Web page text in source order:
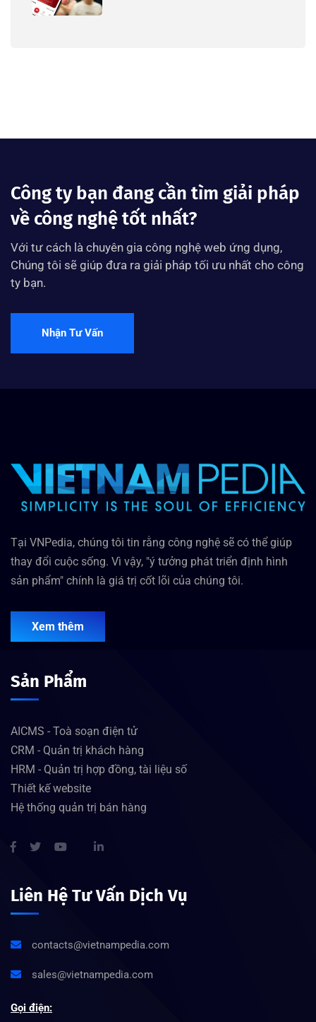
Công ty bạn đang cần tìm giải pháp
về công nghệ tốt nhất?
Với tư cách là chuyên gia công nghệ web ứng dụng,
Chúng tôi sẽ giúp đưa ra giải pháp tối ưu nhất cho công
ty bạn.
Nhận Tư Vấn
Tại VNPedia, chúng tôi tin rằng công nghệ sẽ có thể giúp
thay đổi cuộc sống. Vì vậy, "ý tưởng phát triển định hình
sản phẩm" chính là giá trị cốt lõi của chúng tôi.
Xem thêm
Sản Phẩm
AICMS - Toà soạn điện tử
CRM - Quản trị khách hàng
HRM - Quản trị hợp đồng, tài liệu số
Thiết kế website
Hệ thống quản trị bán hàng
Liên Hệ Tư Vấn Dịch Vụ
contacts@vietnampedia.com
sales@vietnampedia.com
Gọi điện: